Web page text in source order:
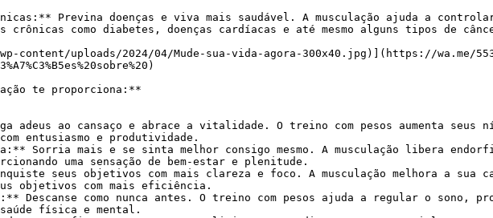
Previna doenças e viva mais saudável. A musculação ajuda a
crônicas como diabetes, doenças cardíacas e até mesmo alguns tipos de
adeus ao cansaço e abrace a vitalidade. O treino com pesos aumenta seus
entusiasmo e produtividade.
Sorria mais e se sinta melhor consigo mesmo. A musculação libera
uma sensação de bem-estar e plenitude.
seus objetivos com mais clareza e foco. A musculação melhora a sua
objetivos com mais eficiência.
Descanse como nunca antes. O treino com pesos ajuda a regular o sono,
física e mental.